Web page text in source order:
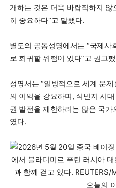
개하는 것은 더욱 바람직하지
히 중요하다”고 말했다.
별도의 공동성명에서는 “국제사
로 회귀할 위험이 있다”고 권고
성명서는 “일방적으로 세계 문
의 이익을 강요하며, 식민지 시
권 발전을 제한하려는 많은 국가
였다.